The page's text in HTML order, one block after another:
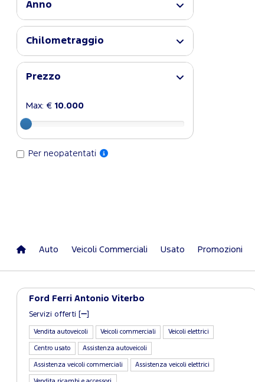
Anno
Chilometraggio
Prezzo
Max: € 10.000
Per neopatentati
Auto Veicoli Commerciali Usato Promozioni
Ford Ferri Antonio Viterbo
Servizi offerti [
Vendita autoveicoli Veicoli commerciali Veicoli elettrici
Centro usato Assistenza autoveicoli
Assistenza veicoli commerciali Assistenza veicoli elettrici